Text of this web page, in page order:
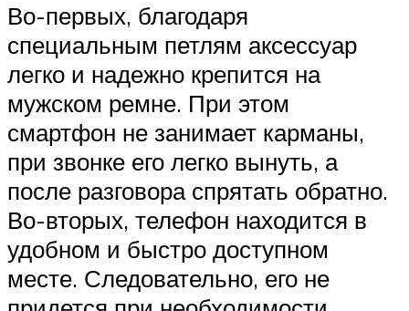
Во-первых, благодаря
специальным петлям аксессуар
легко и надежно крепится на
мужском ремне. При этом
смартфон не занимает карманы,
при звонке его легко вынуть, а
после разговора спрятать обратно.
Во-вторых, телефон находится в
удобном и быстро доступном
месте. Следовательно, его не